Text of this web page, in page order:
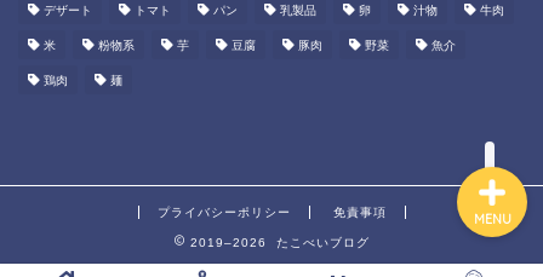
デザート トマト パン 乳製品 卵 汁物 牛肉
米 粉物系 芋 豆腐 豚肉 野菜 魚介
鶏肉 麺
プライバシーポリシー 免責事項
2019–2026 たこべいブログ
MENU
ダイエット